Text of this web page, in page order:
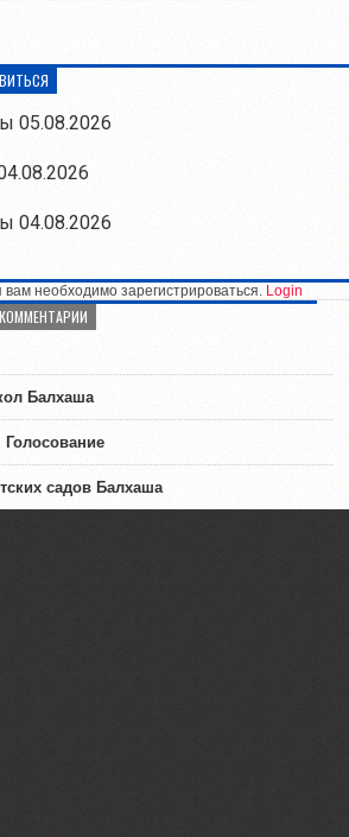
05.08.2026
04.08.2026
необходимо зарегистрироваться. Login
КОММЕНТАРИИ
Балхаша
садов Балхаша